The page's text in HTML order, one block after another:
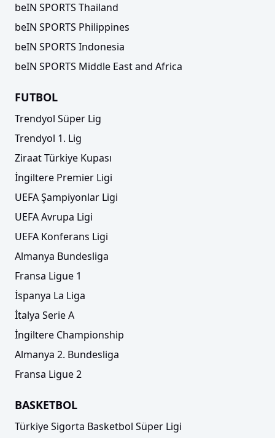
beIN SPORTS Thailand
beIN SPORTS Philippines
beIN SPORTS Indonesia
beIN SPORTS Middle East and Africa
FUTBOL
Trendyol Süper Lig
Trendyol 1. Lig
Ziraat Türkiye Kupası
İngiltere Premier Ligi
UEFA Şampiyonlar Ligi
UEFA Avrupa Ligi
UEFA Konferans Ligi
Almanya Bundesliga
Fransa Ligue 1
İspanya La Liga
İtalya Serie A
İngiltere Championship
Almanya 2. Bundesliga
Fransa Ligue 2
BASKETBOL
Türkiye Sigorta Basketbol Süper Ligi